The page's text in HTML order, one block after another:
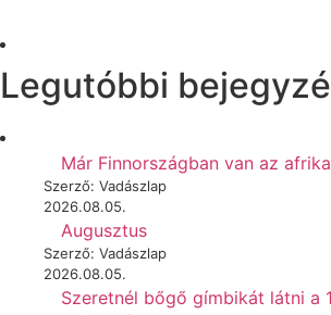
Legutóbbi
Már Finnországban van az
Szerző: Vadászlap
2026.08.05.
Augusztus
Szerző: Vadászlap
2026.08.05.
Szeretnél bőgő gímbikát látni a